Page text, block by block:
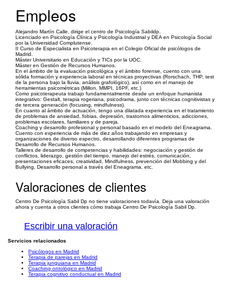
Empleos
Alejandro Martín Calle, dirige el centro de Psicología Sabildp.
Licenciado en Psicología Clínica y Psicología Industrial y DEA en Psicología Social
por la Universidad Complutense.
II Curso de Especialista en Psicoterapia en el Colegio Oficial de psicólogos de
Madrid.
Máster Universitario en Educación y TICs por la UOC.
Máster en Gestión de Recursos Humanos.
En el ámbito de la evaluación psicológica y el ámbito forense, cuento con una
sólida formación y experiencia laboral en técnicas proyectivas (Rorschach, THP, test
de la persona bajo la lluvia, análisis grafológico), así como en el manejo de
herramientas psicométricas (Millon, MMPI, 16PF, etc.)
Como psicoterapeuta trabajo fundamentalmente desde un enfoque humanista
integrativo: Gestalt, terapia rogeriana, psicodrama, junto con técnicas cognitivistas y
de tercera generación (focusing, mindfulness).
En cuanto al ámbito de actuación, tengo una dilatada experiencia en el tratamiento
de problemas de ansiedad, fobias, depresión, trastornos alimenticios, adicciones,
problemas escolares, familiares y de pareja.
Coaching y desarrollo profesional y personal basado en el modelo del Eneagrama.
Cuento con experiencia de más de diez años trabajando en empresas y
organizaciones de diverso espectro, desarrollando diferentes programas de
Desarrollo de Recursos Humanos.
Talleres de desarrollo de competencias y habilidades: negociación y gestión de
conflictos, liderazgo, gestión del tiempo, manejo del estrés, comunicación,
presentaciones eficaces, creatividad, Mindfulness, prevención del Mobbing y del
Bullying, Desarrollo personal a través del Eneagrama, etc.
Valoraciones de clientes
Centro De Psicología Sabil Dp no tiene valoraciones todavía. Deja una valoración
ahora y cuenta a otros clientes cómo trabaja Centro De Psicología Sabil Dp.
Escribir una valoración
Servicios relacionados
Psicólogos en Madrid
Terapia de parejas en Madrid
Terapia junguiana en Madrid
Coaching ontológico en Madrid
Terapia cognitivo conductual en Madrid